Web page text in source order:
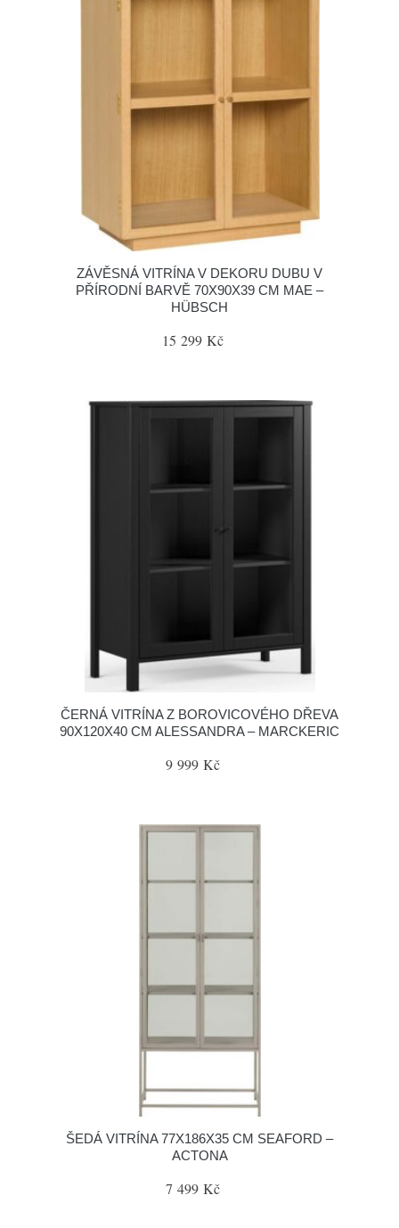
ZÁVĚSNÁ VITRÍNA V DEKORU DUBU V
PŘÍRODNÍ BARVĚ 70X90X39 CM MAE –
HÜBSCH
15 299 Kč
ČERNÁ VITRÍNA Z BOROVICOVÉHO DŘEVA
90X120X40 CM ALESSANDRA – MARCKERIC
9 999 Kč
ŠEDÁ VITRÍNA 77X186X35 CM SEAFORD –
ACTONA
7 499 Kč